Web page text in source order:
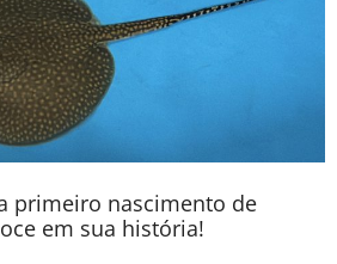
primeiro nascimento de
em sua história!